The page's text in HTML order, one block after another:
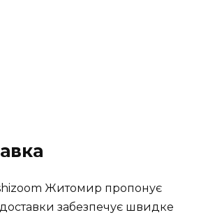
Житомир пропонує
забезпечує швидке